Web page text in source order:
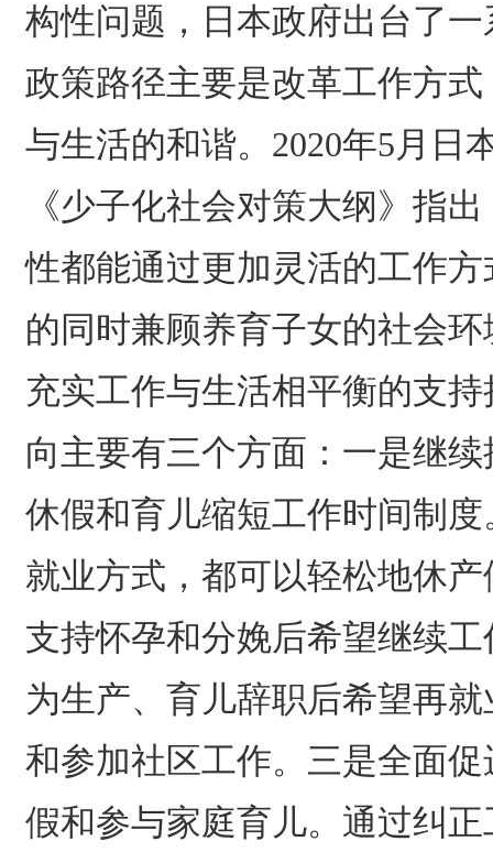
构性问题，日本政府出台了
政策路径主要是改革工作方
与生活的和谐。2020年5月日
《少子化社会对策大纲》指
性都能通过更加灵活的工作
的同时兼顾养育子女的社会
充实工作与生活相平衡的支
向主要有三个方面：一是继
休假和育儿缩短工作时间制
就业方式，都可以轻松地休
支持怀孕和分娩后希望继续
为生产、育儿辞职后希望再
和参加社区工作。三是全面
假和参与家庭育儿。通过纠